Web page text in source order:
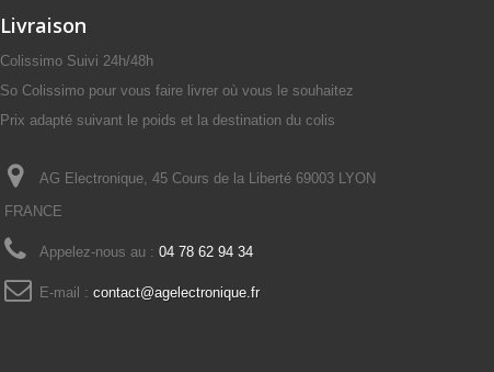
Livraison
Colissimo Suivi 24h/48h
So Colissimo pour vous faire livrer où vous le souhaitez
Prix adapté suivant le poids et la destination du colis
AG Electronique, 45 Cours de la Liberté 69003 LYON
FRANCE
Appelez-nous au : 04 78 62 94 34
E-mail : contact@agelectronique.fr